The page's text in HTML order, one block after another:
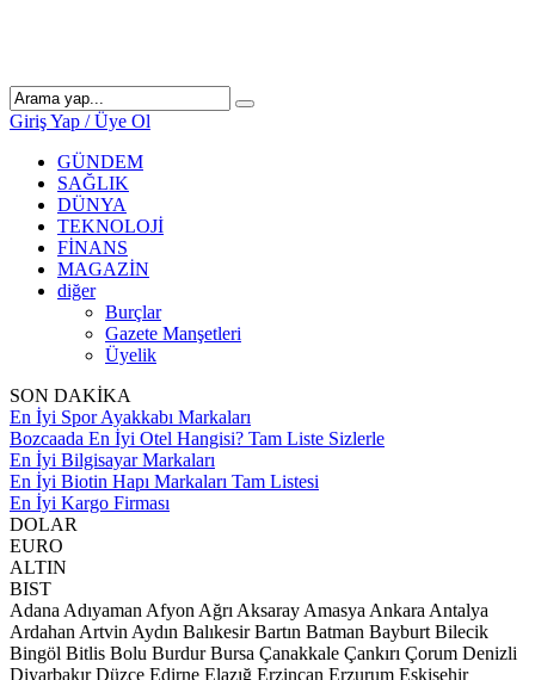
Giriş Yap / Üye Ol
GÜNDEM
SAĞLIK
DÜNYA
TEKNOLOJİ
FİNANS
MAGAZİN
diğer
Burçlar
Gazete Manşetleri
Üyelik
SON DAKİKA
En İyi Spor Ayakkabı Markaları
Bozcaada En İyi Otel Hangisi? Tam Liste Sizlerle
En İyi Bilgisayar Markaları
En İyi Biotin Hapı Markaları Tam Listesi
En İyi Kargo Firması
DOLAR
EURO
ALTIN
BIST
Adana Adıyaman Afyon Ağrı Aksaray Amasya Ankara Antalya
Ardahan Artvin Aydın Balıkesir Bartın Batman Bayburt Bilecik
Bingöl Bitlis Bolu Burdur Bursa Çanakkale Çankırı Çorum Denizli
Diyarbakır Düzce Edirne Elazığ Erzincan Erzurum Eskişehir